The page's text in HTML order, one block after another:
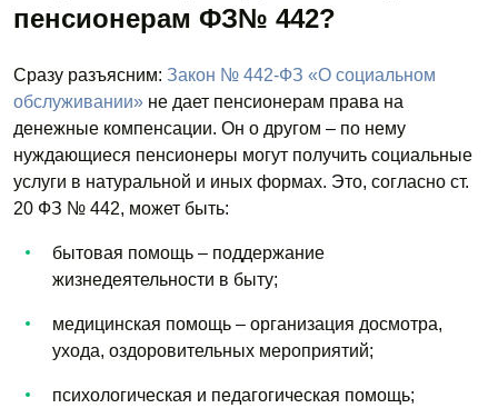
пенсионерам ФЗ№ 442?
Сразу разъясним: Закон № 442-ФЗ «О социальном
обслуживании» не дает пенсионерам права на
денежные компенсации. Он о другом – по нему
нуждающиеся пенсионеры могут получить социальные
услуги в натуральной и иных формах. Это, согласно ст.
20 ФЗ № 442, может быть:
бытовая помощь – поддержание
жизнедеятельности в быту;
медицинская помощь – организация досмотра,
ухода, оздоровительных мероприятий;
психологическая и педагогическая помощь;